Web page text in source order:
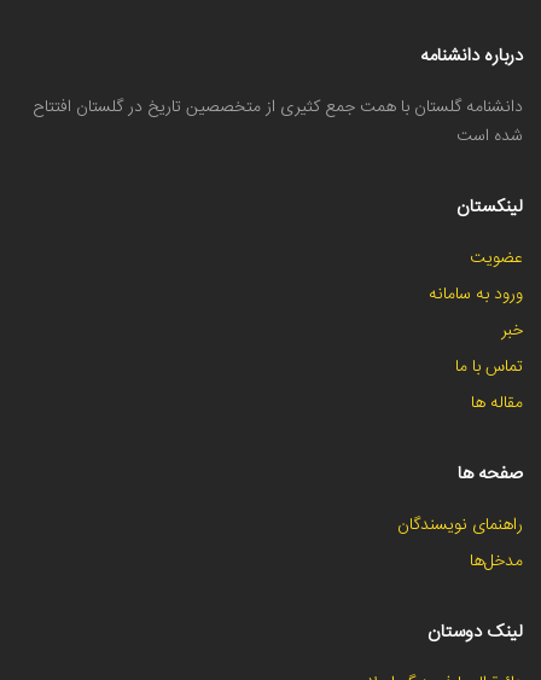
درباره دانشنامه
دانشنامه گلستان با همت جمع کثیری از متخصصین تاریخ در گلستان افتتاح
شده است
لینکستان
عضویت
ورود به سامانه
خبر
تماس با ما
مقاله ها
صفحه ها
راهنمای نویسندگان
مدخل‌ها
لینک دوستان